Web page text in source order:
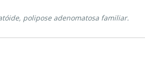
polipose adenomatosa familiar.